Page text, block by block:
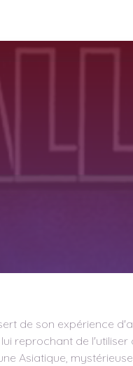
de son expérience
reprochant de
Asiatique,